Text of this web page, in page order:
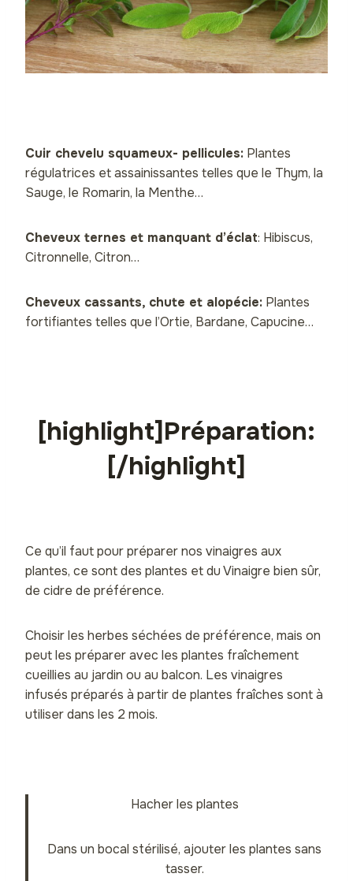
Cuir chevelu squameux- pellicules: Plantes
régulatrices et assainissantes telles que le Thym, la
Sauge, le Romarin, la Menthe…
Cheveux ternes et manquant d’éclat: Hibiscus,
Citronnelle, Citron…
Cheveux cassants, chute et alopécie: Plantes
fortifiantes telles que l’Ortie, Bardane, Capucine…
[highlight]Préparation:
[/highlight]
Ce qu’il faut pour préparer nos vinaigres aux
plantes, ce sont des plantes et du Vinaigre bien sûr,
de cidre de préférence.
Choisir les herbes séchées de préférence, mais on
peut les préparer avec les plantes fraîchement
cueillies au jardin ou au balcon. Les vinaigres
infusés préparés à partir de plantes fraîches sont à
utiliser dans les 2 mois.
Hacher les plantes
Dans un bocal stérilisé, ajouter les plantes sans
tasser.